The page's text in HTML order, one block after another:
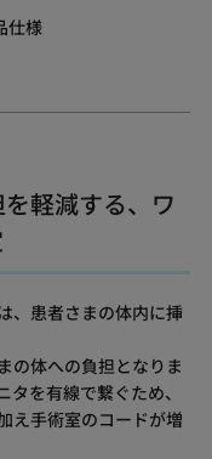
仕様
軽減する、ワ
、患者さまの体内に挿
の体への負担となりま
を有線で繋ぐため、
え手術室のコードが増